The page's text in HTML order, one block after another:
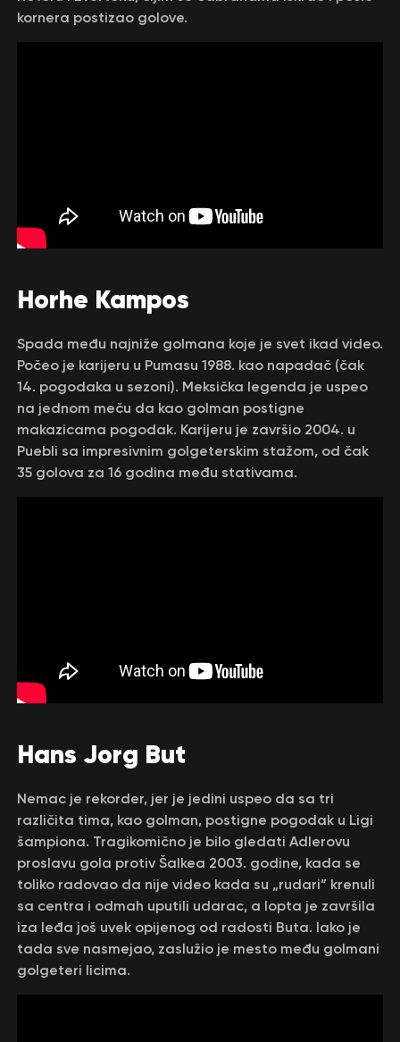
kornera postizao golove.
Horhe Kampos
Spada među najniže golmana koje je svet ikad video.
Počeo je karijeru u Pumasu 1988. kao napadač (čak
14. pogodaka u sezoni). Meksička legenda je uspeo
na jednom meču da kao golman postigne
makazicama pogodak. Karijeru je završio 2004. u
Puebli sa impresivnim golgeterskim stažom, od čak
35 golova za 16 godina među stativama.
Hans Jorg But
Nemac je rekorder, jer je jedini uspeo da sa tri
različita tima, kao golman, postigne pogodak u Ligi
šampiona. Tragikomično je bilo gledati Adlerovu
proslavu gola protiv Šalkea 2003. godine, kada se
toliko radovao da nije video kada su „rudari” krenuli
sa centra i odmah uputili udarac, a lopta je završila
iza leđa još uvek opijenog od radosti Buta. Iako je
tada sve nasmejao, zaslužio je mesto među golmani
golgeteri licima.